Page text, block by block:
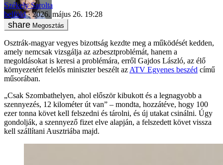
Székely Sarolta
belföld
2026. május 26. 19:28
Megosztás
Osztrák-magyar vegyes bizottság kezdte meg a működését kedden,
amely nemcsak vizsgálja az azbesztproblémát, hanem a
megoldásokat is keresi a problémára, erről Gajdos László, az élő
környezetért felelős miniszter beszélt az ATV Egyenes beszéd című
műsorában.
„Csak Szombathelyen, ahol először kibukott és a legnagyobb a
szennyezés, 12 kilométer út van” – mondta, hozzátéve, hogy 100
ezer tonna követ kell felszedni és tárolni, és új utakat csinálni. Úgy
gondolják, a szennyező fizet elve alapján, a felszedett követ vissza
kell szállítani Ausztriába majd.